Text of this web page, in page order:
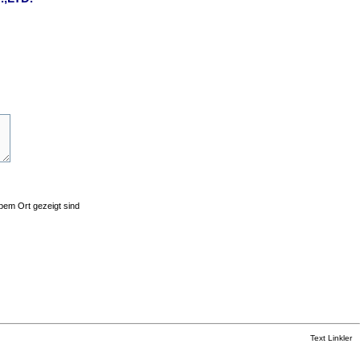
Ort gezeigt sind
Text Linkler